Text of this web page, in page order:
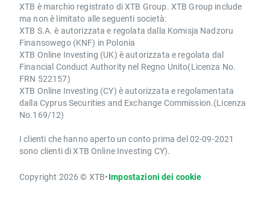
XTB è marchio registrato di XTB Group. XTB Group include
ma non è limitato alle seguenti società:
XTB S.A. è autorizzata e regolata dalla Komisja Nadzoru
Finansowego (KNF) in Polonia
XTB Online Investing (UK) è autorizzata e regolata dal
Financial Conduct Authority nel Regno Unito(Licenza No.
FRN 522157)
XTB Online Investing (CY) è autorizzata e regolamentata
dalla Cyprus Securities and Exchange Commission.(Licenza
No.169/12)
I clienti che hanno aperto un conto prima del 02-09-2021
sono clienti di XTB Online Investing CY).
Copyright 2026 © XTB•Impostazioni dei cookie